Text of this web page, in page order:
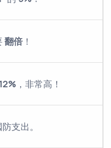
翻倍 ！
，非常高！
支出。